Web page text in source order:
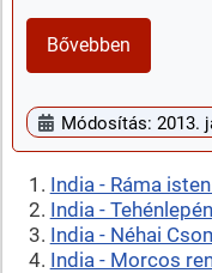
Bővebben
Módosítás: 2013.
India - Ráma
India -
India - Néhai
India - Morcos